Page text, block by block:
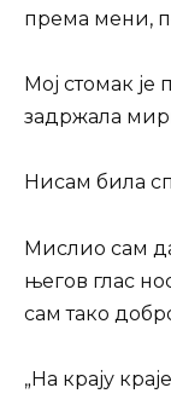
према мени,
Мој стомак је
задржала
Нисам била
Мислио сам
његов глас
сам тако
„На крају